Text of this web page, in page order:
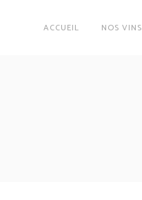
ACCUEIL NOS VINS